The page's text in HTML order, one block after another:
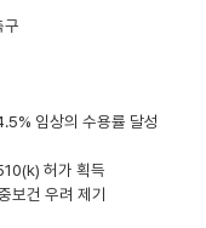
구
임상의 수용률 달성
허가 획득
보건 우려 제기